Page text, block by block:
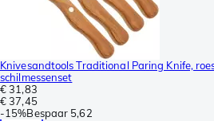
Knivesandtools Traditional Paring Knife,
schilmessenset
€ 31,83
€ 37,45
-15%Bespaar 5,62